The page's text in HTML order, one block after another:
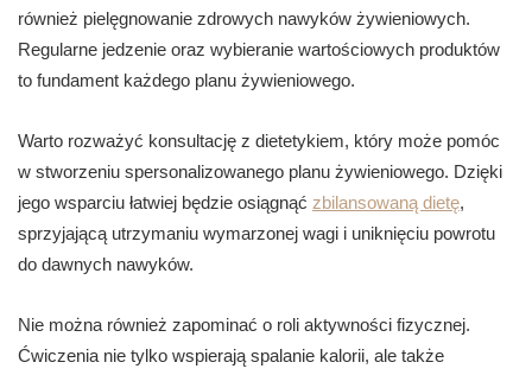
również pielęgnowanie zdrowych nawyków żywieniowych.
Regularne jedzenie oraz wybieranie wartościowych produktów
to fundament każdego planu żywieniowego.
Warto rozważyć konsultację z dietetykiem, który może pomóc
w stworzeniu spersonalizowanego planu żywieniowego. Dzięki
jego wsparciu łatwiej będzie osiągnąć zbilansowaną dietę,
sprzyjającą utrzymaniu wymarzonej wagi i uniknięciu powrotu
do dawnych nawyków.
Nie można również zapominać o roli aktywności fizycznej.
Ćwiczenia nie tylko wspierają spalanie kalorii, ale także